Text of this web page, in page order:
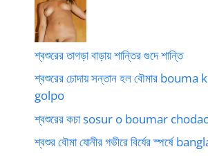
শ্বশুরের তাগড়া বাড়ায় শান্তির গুদে শান্তি
শ্বশুরের চোদায় সন্তান হল বৌমার
golpo
শ্বশুরের কচা sosur o boumar
শ্বশুর বৌমা যোনীর গভীরে বির্যের স্পর্ষে